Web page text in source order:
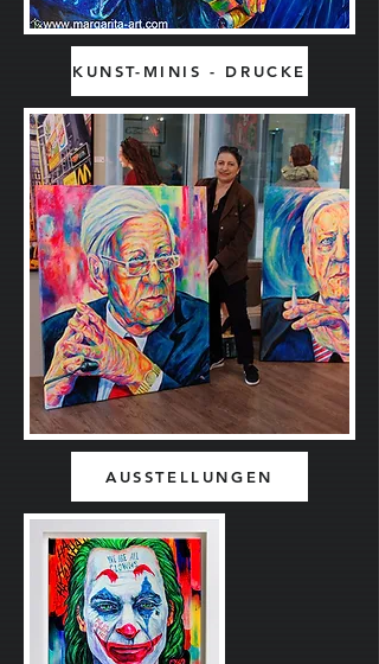
KUNST-MINIS - DRUCKE
AUSSTELLUNGEN